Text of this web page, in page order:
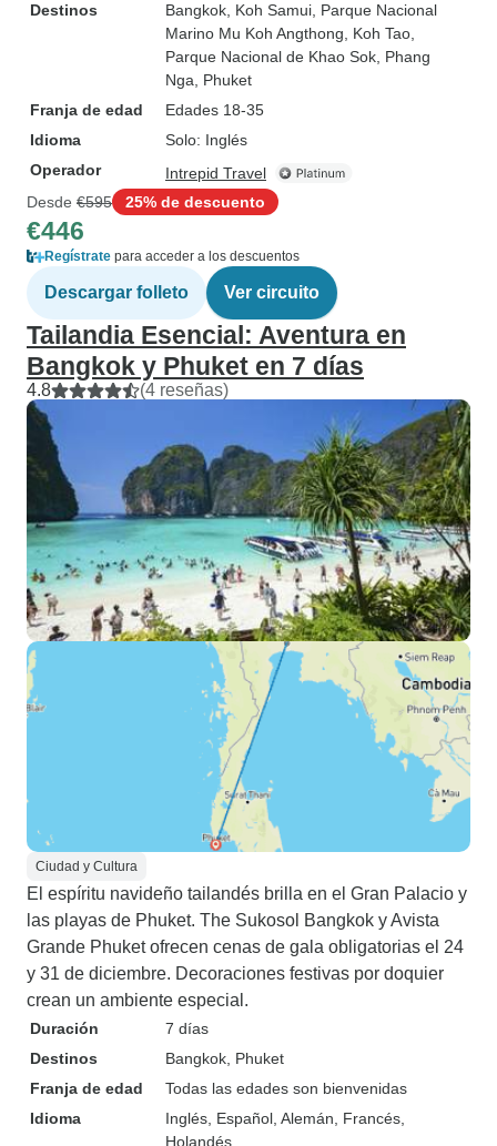
Destinos
Bangkok , Koh Samui , Parque Nacional
Marino Mu Koh Angthong , Koh Tao
Parque Nacional de Khao Sok , Phang
Nga , Phuket
Franja de edad
Edades 18-35
Idioma
Solo: Inglés
Operador
Intrepid Travel
Desde €595 25% de descuento
€446
Regístrate para acceder a los descuentos
Descargar folleto Ver circuito
Tailandia Esencial: Aventura en
Bangkok y Phuket en 7 días
4.8 (4 reseñas)
Ciudad y Cultura
El espíritu navideño tailandés brilla en el Gran Palacio y
las playas de Phuket. The Sukosol Bangkok y Avista
Grande Phuket ofrecen cenas de gala obligatorias el 24
y 31 de diciembre. Decoraciones festivas por doquier
crean un ambiente especial.
Duración
7 días
Destinos
Bangkok , Phuket
Franja de edad
Todas las edades son bienvenidas
Idioma
Inglés, Español, Alemán, Francés,
Holandés